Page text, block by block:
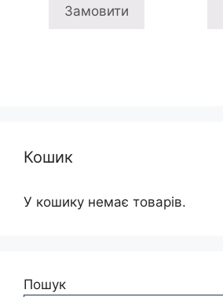
2
Замовити
Кошик
У кошику немає товарів.
Пошук